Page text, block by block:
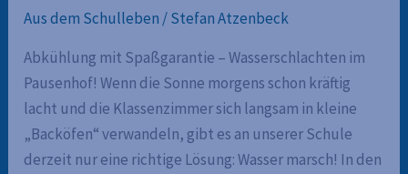
Aus dem Schulleben /Stefan Atzenbeck
Abkühlung mit Spaßgarantie – Wasserschlachten im
Pausenhof! Wenn die Sonne morgens schon kräftig
lacht und die Klassenzimmer sich langsam in kleine
„Backöfen“ verwandeln, gibt es an unserer Schule
derzeit nur eine richtige Lösung: Wasser marsch! In den